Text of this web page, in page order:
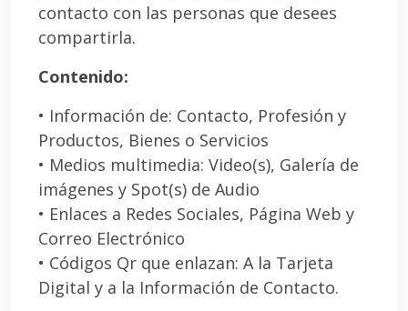
contacto con las personas que desees
compartirla.
Contenido:
• Información de: Contacto, Profesión y
Productos, Bienes o Servicios
• Medios multimedia: Video(s), Galería de
imágenes y Spot(s) de Audio
• Enlaces a Redes Sociales, Página Web y
Correo Electrónico
• Códigos Qr que enlazan: A la Tarjeta
Digital y a la Información de Contacto.